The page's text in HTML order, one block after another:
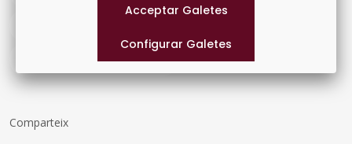
#ÀREA ADMINISTRACIÓ
Comparteix